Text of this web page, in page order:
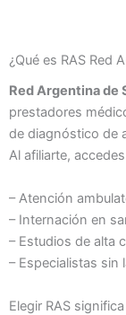
¿Qué es RAS Red
Red Argentina de
prestadores
de diagnóstico de
Al afiliarte,
– Atención
– Internación en
– Estudios de alta
– Especialistas sin
Elegir RAS